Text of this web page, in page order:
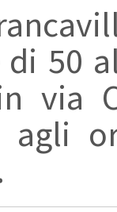
di 50
via
agli